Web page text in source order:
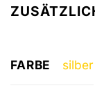
FARBE silber